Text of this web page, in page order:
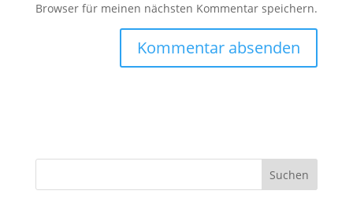
Browser für meinen nächsten Kommentar speichern.
Suchen